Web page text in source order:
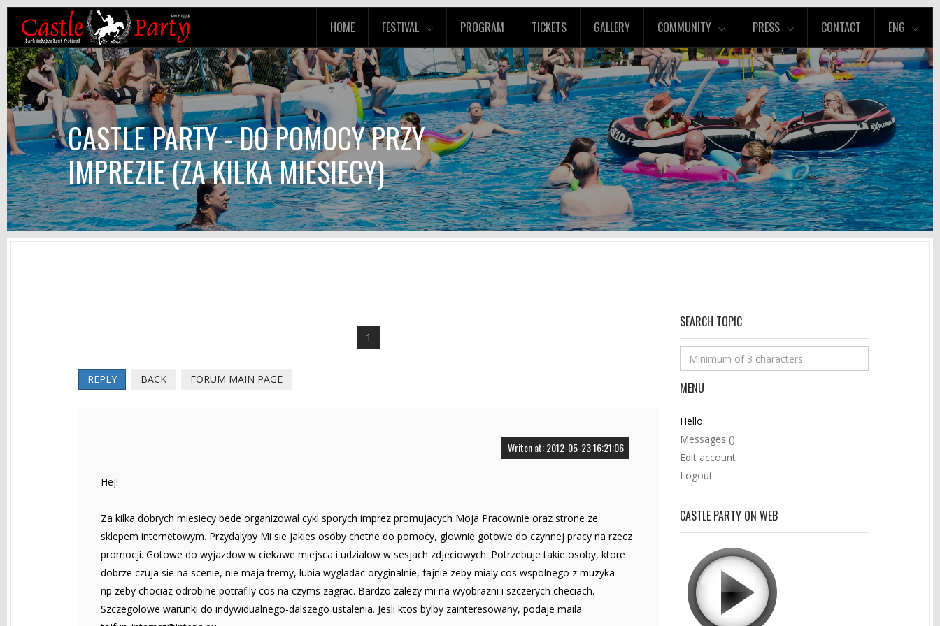
HOME FESTIVAL PROGRAM TICKETS GALLERY COMMUNITY PRESS CONTACT ENG
CASTLE PARTY - DO POMOCY PRZY
IMPREZIE (ZA KILKA MIESIECY)
1
REPLY BACK FORUM MAIN PAGE
Writen at: 2012-05-23 16:21:06
Hej!
Za kilka dobrych miesiecy bede organizowal cykl sporych imprez promujacych Moja Pracownie oraz strone ze
sklepem internetowym. Przydalyby Mi sie jakies osoby chetne do pomocy, glownie gotowe do czynnej pracy na rzecz
promocji. Gotowe do wyjazdow w ciekawe miejsca i udzialow w sesjach zdjeciowych. Potrzebuje takie osoby, ktore
dobrze czuja sie na scenie, nie maja tremy, lubia wygladac oryginalnie, fajnie zeby mialy cos wspolnego z muzyka –
np zeby chociaz odrobine potrafily cos na czyms zagrac. Bardzo zalezy mi na wyobrazni i szczerych checiach.
Szczegolowe warunki do indywidualnego-dalszego ustalenia. Jesli ktos bylby zainteresowany, podaje maila
SEARCH TOPIC
MENU
Hello:
Messages ()
Edit account
Logout
CASTLE PARTY ON WEB